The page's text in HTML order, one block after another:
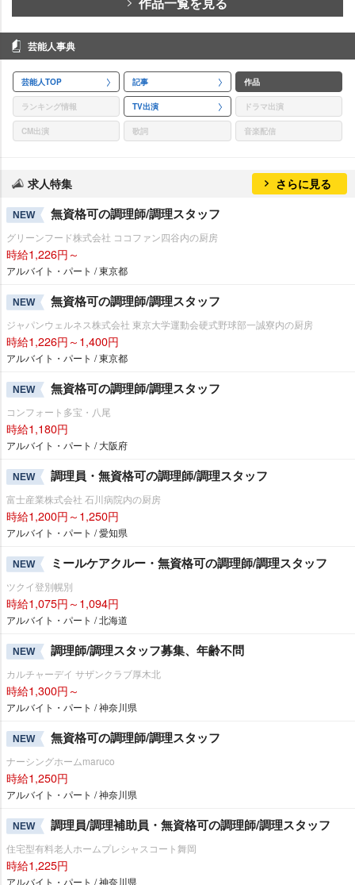
芸能人事典
芸能人TOP 記事 作品
ランキング情報 TV出演 ドラマ出演
CM出演 歌詞 音楽配信
求人特集 さらに見る
NEW 無資格可の調理師/調理スタッフ
グリーンフード株式会社 ココファン四谷内の厨房
時給1,226円～
アルバイト・パート / 東京都
NEW 無資格可の調理師/調理スタッフ
ジャパンウェルネス株式会社 東京大学運動会硬式野球部一誠寮内の厨房
時給1,226円～1,400円
アルバイト・パート / 東京都
NEW 無資格可の調理師/調理スタッフ
コンフォート多宝・八尾
時給1,180円
アルバイト・パート / 大阪府
NEW 調理員・無資格可の調理師/調理スタッフ
富士産業株式会社 石川病院内の厨房
時給1,200円～1,250円
アルバイト・パート / 愛知県
NEW ミールケアクルー・無資格可の調理師/調理スタッフ
ツクイ登別幌別
時給1,075円～1,094円
アルバイト・パート / 北海道
NEW 調理師/調理スタッフ募集、年齢不問
カルチャーデイ サザンクラブ厚木北
時給1,300円～
アルバイト・パート / 神奈川県
NEW 無資格可の調理師/調理スタッフ
ナーシングホームmaruco
時給1,250円
アルバイト・パート / 神奈川県
NEW 調理員/調理補助員・無資格可の調理師/調理スタッフ
住宅型有料老人ホームプレシャスコート舞岡
時給1,225円
アルバイト・パート / 神奈川県